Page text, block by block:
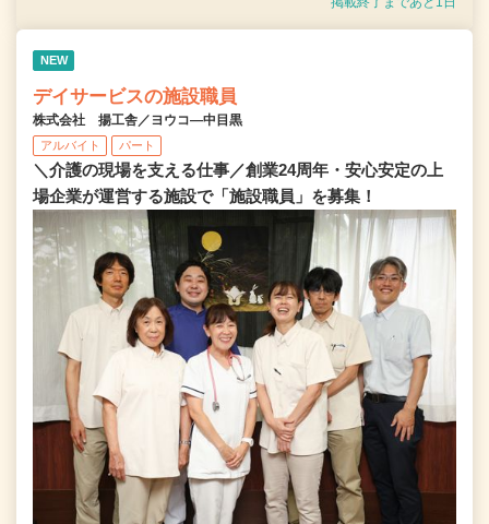
NEW
デイサービスの施設職員
株式会社 揚工舎／ヨウコ―中目黒
アルバイト パート
＼介護の現場を支える仕事／創業24周年・安心安定の上
場企業が運営する施設で「施設職員」を募集！